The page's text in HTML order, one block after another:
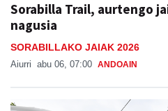
Sorabilla Trail, aurtengo
nagusia
SORABILLAKO JAIAK 2026
Aiurri abu 06, 07:00 ANDOAIN